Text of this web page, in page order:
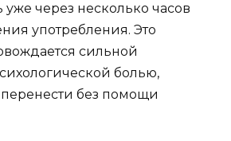
уже через несколько часов
употребления. Это
сильной
болью,
без помощи